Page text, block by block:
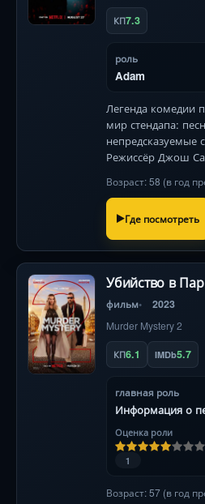
КП7.3
роль
Adam
Легенда комедии
мир стендапа:
непредсказуемые
Режиссёр Джош
трогательной
Возраст: 58 (в год
Где посмотреть
Убийство в
фильм 2023
Murder Mystery 2
КП6.1 IMDb5.7
главная роль
Информация о
Оценка роли
1
Возраст: 57 (в год